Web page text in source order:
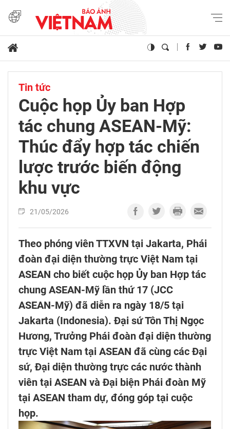
Tin tức
Cuộc họp Ủy ban Hợp
tác chung ASEAN-Mỹ:
Thúc đẩy hợp tác chiến
lược trước biến động
khu vực
21/05/2026
Theo phóng viên TTXVN tại Jakarta, Phái
đoàn đại diện thường trực Việt Nam tại
ASEAN cho biết cuộc họp Ủy ban Hợp tác
chung ASEAN-Mỹ lần thứ 17 (JCC
ASEAN-Mỹ) đã diễn ra ngày 18/5 tại
Jakarta (Indonesia). Đại sứ Tôn Thị Ngọc
Hương, Trưởng Phái đoàn đại diện thường
trực Việt Nam tại ASEAN đã cùng các Đại
sứ, Đại diện thường trực các nước thành
viên tại ASEAN và Đại biện Phái đoàn Mỹ
tại ASEAN tham dự, đóng góp tại cuộc
họp.